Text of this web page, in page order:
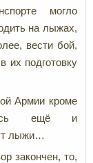
могло
на лыжах,
вести бой,
их подготовку
Армии кроме
ещё и
лыжи…
закончен, то,